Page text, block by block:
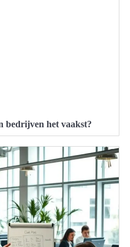
bedrijven het vaakst?